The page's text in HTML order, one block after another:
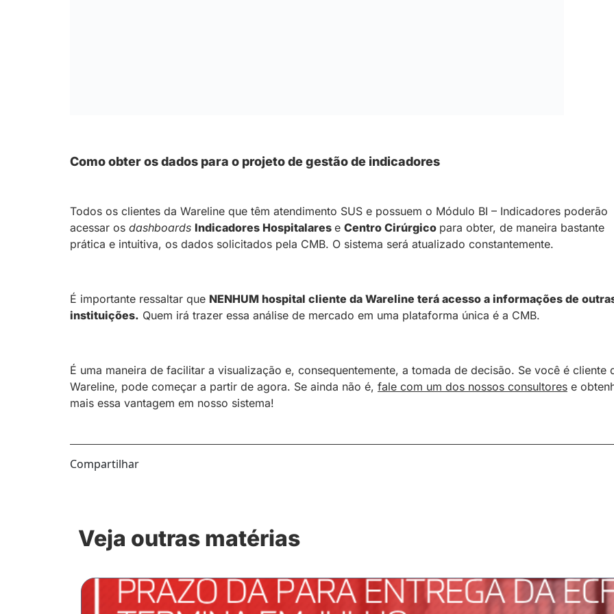
Como obter os dados para o projeto de gestão de indicadores
Todos os clientes da Wareline que têm atendimento SUS e possuem o Módulo BI – Indicadores poderão
acessar os dashboards Indicadores Hospitalares e Centro Cirúrgico para obter, de maneira bastante
prática e intuitiva, os dados solicitados pela CMB. O sistema será atualizado constantemente.
É importante ressaltar que NENHUM hospital cliente da Wareline terá acesso a informações de
instituições. Quem irá trazer essa análise de mercado em uma plataforma única é a CMB.
É uma maneira de facilitar a visualização e, consequentemente, a tomada de decisão. Se você é cliente
Wareline, pode começar a partir de agora. Se ainda não é, fale com um dos nossos consultores e
mais essa vantagem em nosso sistema!
Compartilhar
Veja outras matérias